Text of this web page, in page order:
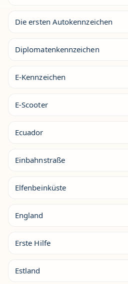
Die ersten Autokennzeichen
Diplomatenkennzeichen
E-Kennzeichen
E-Scooter
Ecuador
Einbahnstraße
Elfenbeinküste
England
Erste Hilfe
Estland